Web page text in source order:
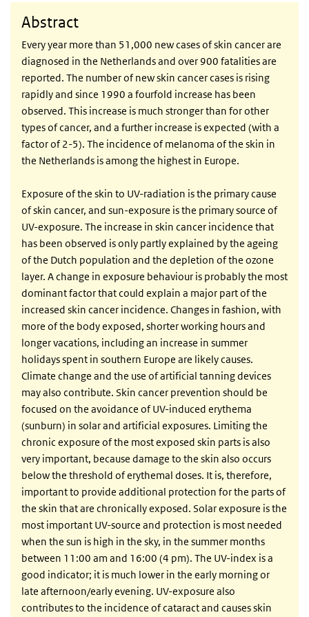
Abstract
Every year more than 51,000 new cases of skin cancer are
diagnosed in the Netherlands and over 900 fatalities are
reported. The number of new skin cancer cases is rising
rapidly and since 1990 a fourfold increase has been
observed. This increase is much stronger than for other
types of cancer, and a further increase is expected (with a
factor of 2-5). The incidence of melanoma of the skin in
the Netherlands is among the highest in Europe.
Exposure of the skin to UV-radiation is the primary cause
of skin cancer, and sun-exposure is the primary source of
UV-exposure. The increase in skin cancer incidence that
has been observed is only partly explained by the ageing
of the Dutch population and the depletion of the ozone
layer. A change in exposure behaviour is probably the most
dominant factor that could explain a major part of the
increased skin cancer incidence. Changes in fashion, with
more of the body exposed, shorter working hours and
longer vacations, including an increase in summer
holidays spent in southern Europe are likely causes.
Climate change and the use of artificial tanning devices
may also contribute. Skin cancer prevention should be
focused on the avoidance of UV-induced erythema
(sunburn) in solar and artificial exposures. Limiting the
chronic exposure of the most exposed skin parts is also
very important, because damage to the skin also occurs
below the threshold of erythemal doses. It is, therefore,
important to provide additional protection for the parts of
the skin that are chronically exposed. Solar exposure is the
most important UV-source and protection is most needed
when the sun is high in the sky, in the summer months
between 11:00 am and 16:00 (4 pm). The UV-index is a
good indicator; it is much lower in the early morning or
late afternoon/early evening. UV-exposure also
contributes to the incidence of cataract and causes skin